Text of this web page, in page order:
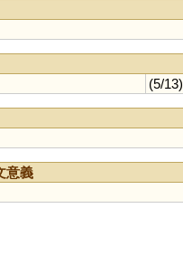
(5/13)
意義